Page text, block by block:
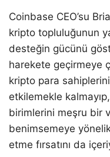
Coinbase CEO’su
kripto topluluğunun
desteğin gücünü
harekete geçirmeye
kripto para
etkilemekle
birimlerini meşru bir
benimsemeye
etme fırsatını da